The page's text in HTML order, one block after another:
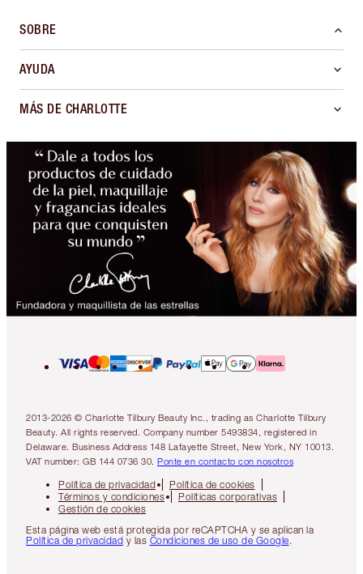
SOBRE
AYUDA
MÁS DE CHARLOTTE
2013-2026 © Charlotte Tilbury Beauty Inc., trading as Charlotte Tilbury
Beauty. All rights reserved. Company number 5493834, registered in
Delaware. Business Address 148 Lafayette Street, New York, NY 10013.
VAT number: GB 144 0736 30. Ponte en contacto con nosotros
Política de privacidad
Política de cookies
Términos y condiciones
Políticas corporativas
Gestión de cookies
Esta página web está protegida por reCAPTCHA y se aplican la
Política de privacidad y las Condiciones de uso de Google.